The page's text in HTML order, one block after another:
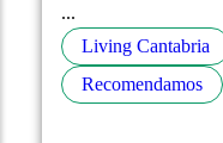
...
Living Cantabria
Recomendamos